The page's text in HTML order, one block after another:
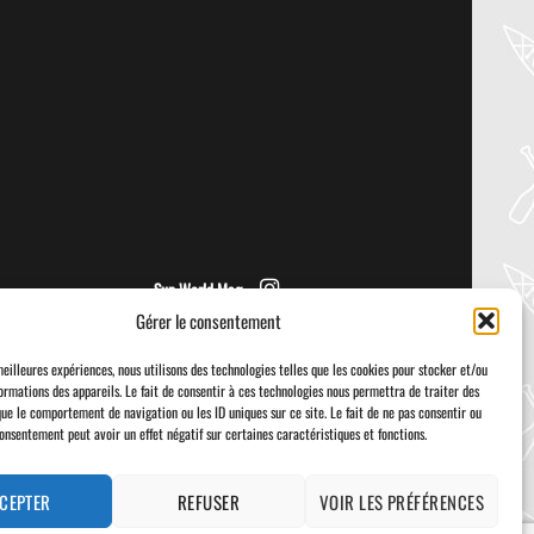
Gérer le consentement
expériences, nous utilisons des technologies telles que les cookies pour stocker et/ou
des appareils. Le fait de consentir à ces technologies nous permettra de traiter des
le comportement de navigation ou les ID uniques sur ce site. Le fait de ne pas consentir ou
peut avoir un effet négatif sur certaines caractéristiques et fonctions.
REFUSER VOIR LES PRÉFÉRENCES
Sup World Mag
Visa PayPal Stripe MasterCard
Delivery